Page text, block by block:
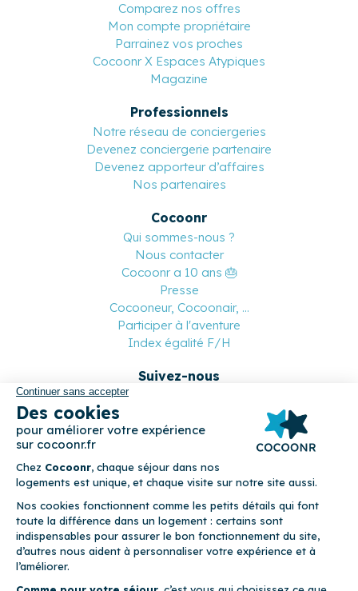
Comparez nos offres
Mon compte propriétaire
Parrainez vos proches
Cocoonr X Espaces Atypiques
Magazine
Professionnels
Notre réseau de conciergeries
Devenez conciergerie partenaire
Devenez apporteur d’affaires
Nos partenaires
Cocoonr
Qui sommes-nous ?
Nous contacter
Cocoonr a 10 ans 🎂
Presse
Cocooneur, Cocoonair, ...
Participer à l'aventure
Index égalité F/H
Suivez-nous